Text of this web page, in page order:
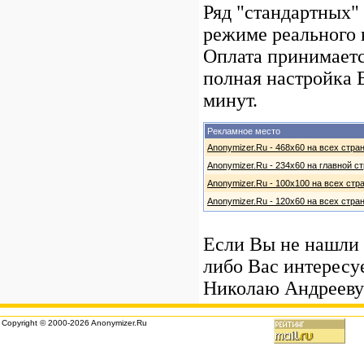
Ряд
режиме реального
Оплата
полная настройка
минут.
Рекламное место
Anonymizer.Ru - 468х60 на всех
Anonymizer.Ru - 234х60 на главной
Anonymizer.Ru - 100х100 на всех
Anonymizer.Ru - 120х60 на всех
Если Вы не нашли
либо Вас
Николаю
Copyright © 2000-2026 Anonymizer.Ru